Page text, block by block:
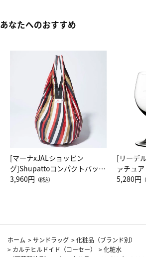
あなたへのおすすめ
[マーナxJALショッピン
グ]Shupattoコンパクトバッグ
Drop JAL客室乗務員（LC）ス
3,960円 （税込）
[リーデ
ァチュ
ト（レッ
5,280円
ホーム >サンドラッグ >化粧品（ブランド別）
> カルテヒルドイド（コーセー） >化粧水